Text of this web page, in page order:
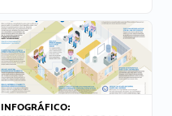
INFOGRÁFICO: